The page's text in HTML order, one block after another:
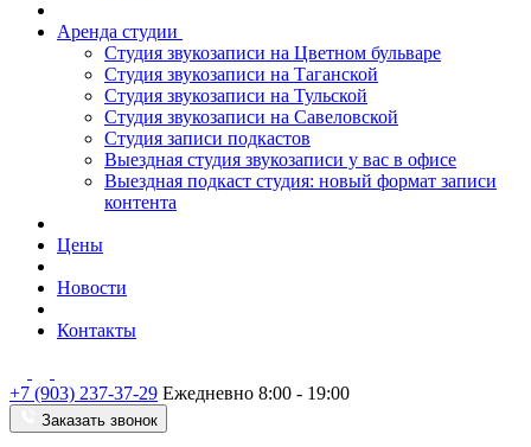
Аренда студии
Студия звукозаписи на Цветном бульваре
Студия звукозаписи на Таганской
Студия звукозаписи на Тульской
Студия звукозаписи на Савеловской
Студия записи подкастов
Выездная студия звукозаписи у вас в офисе
Выездная подкаст студия: новый формат записи
контента
Цены
Новости
Контакты
+7 (903) 237-37-29 Ежедневно 8:00 - 19:00
Заказать звонок